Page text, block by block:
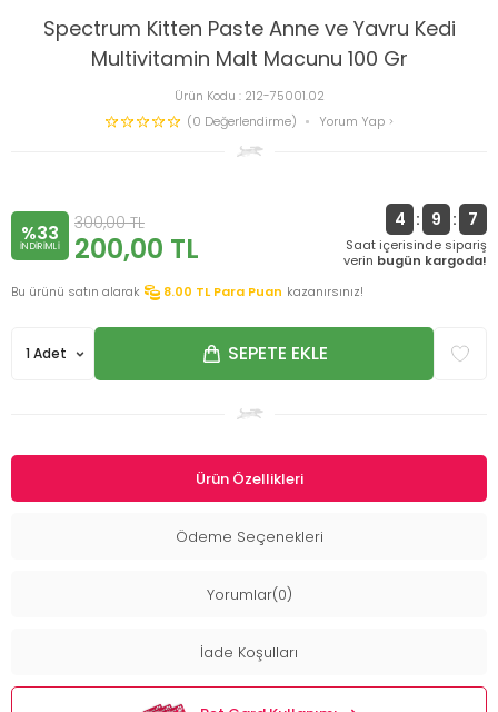
Spectrum Kitten Paste Anne ve Yavru Kedi
Multivitamin Malt Macunu 100 Gr
Ürün Kodu : 212-75001.02
(0 Değerlendirme)
Yorum Yap
%33
INDIRIMLI
300,00TL
200,00 TL
4 : 9 : 7
Saat içerisinde sipariş
verin bugün kargoda!
Bu ürünü satın alarak
8.00 TL Para Puan kazanırsınız!
SEPETE EKLE
Ürün Özellikleri
Ödeme Seçenekleri
Yorumlar(0)
İade Koşulları